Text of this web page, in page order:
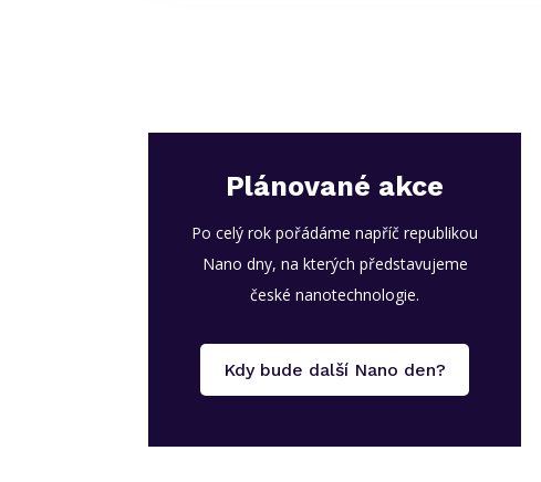
Plánované akce
Po celý rok pořádáme napříč republikou
Nano dny, na kterých představujeme
české nanotechnologie.
Kdy bude další Nano den?